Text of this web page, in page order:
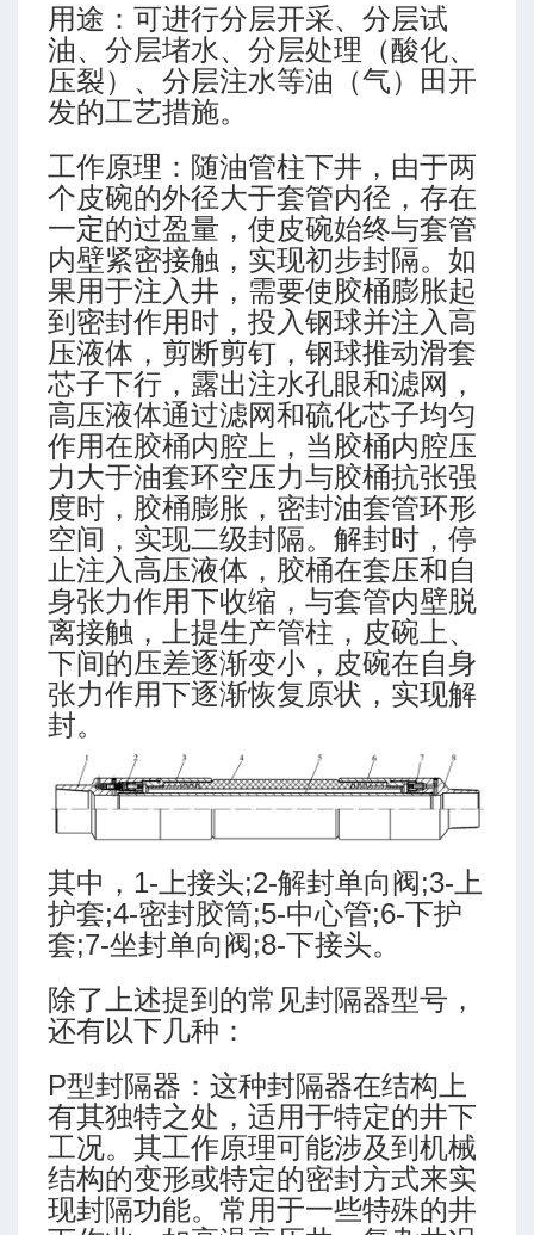
用途：可进行分层开采、分层试
油、分层堵水、分层处理（酸化、
压裂）、分层注水等油（气）田开
发的工艺措施。
工作原理：随油管柱下井，由于两
个皮碗的外径大于套管内径，存在
一定的过盈量，使皮碗始终与套管
内壁紧密接触，实现初步封隔。如
果用于注入井，需要使胶桶膨胀起
到密封作用时，投入钢球并注入高
压液体，剪断剪钉，钢球推动滑套
芯子下行，露出注水孔眼和滤网，
高压液体通过滤网和硫化芯子均匀
作用在胶桶内腔上，当胶桶内腔压
力大于油套环空压力与胶桶抗张强
度时，胶桶膨胀，密封油套管环形
空间，实现二级封隔。解封时，停
止注入高压液体，胶桶在套压和自
身张力作用下收缩，与套管内壁脱
离接触，上提生产管柱，皮碗上、
下间的压差逐渐变小，皮碗在自身
张力作用下逐渐恢复原状，实现解
封。
其中，1-上接头;2-解封单向阀;3-上
护套;4-密封胶筒;5-中心管;6-下护
套;7-坐封单向阀;8-下接头。
除了上述提到的常见封隔器型号，
还有以下几种：
P型封隔器：这种封隔器在结构上
有其独特之处，适用于特定的井下
工况。其工作原理可能涉及到机械
结构的变形或特定的密封方式来实
现封隔功能。常用于一些特殊的井